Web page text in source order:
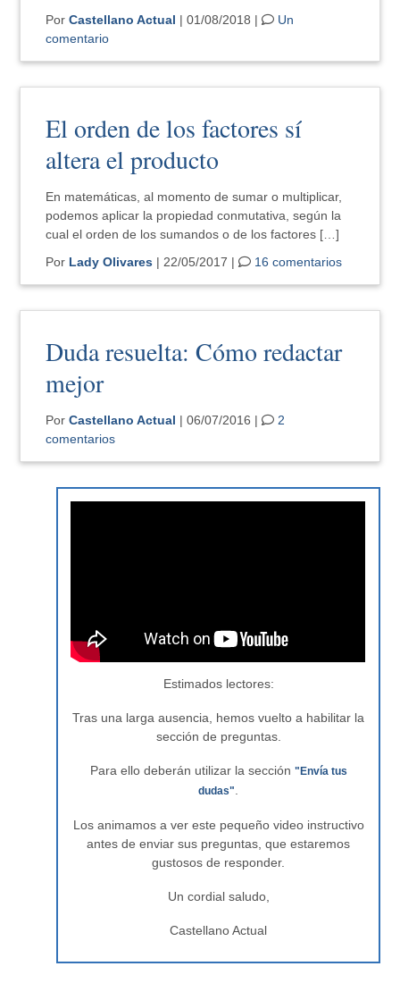
PorCastellano Actual | 01/08/2018 |
Un
comentario
El orden de los factores sí
altera el producto
En matemáticas, al momento de sumar o multiplicar,
podemos aplicar la propiedad conmutativa, según la
cual el orden de los sumandos o de los factores […]
Por Lady Olivares | 22/05/2017 | 16 comentarios
Duda resuelta: Cómo redactar
mejor
PorCastellano Actual | 06/07/2016 |
2
comentarios
Estimados lectores:
Tras una larga ausencia, hemos vuelto a habilitar la
sección de preguntas.
Para ello deberán utilizar la sección "Envía tus
dudas"
Los animamos a ver este pequeño video instructivo
antes de enviar sus preguntas, que estaremos
gustosos de responder.
Un cordial saludo,
Castellano Actual